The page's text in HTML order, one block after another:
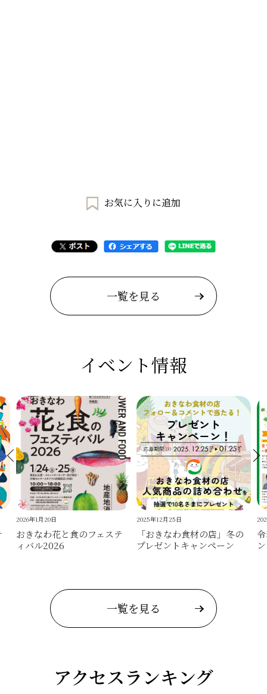
お気に入りに追加
一覧を見る
イベント情報
2026年1月20日
おきなわ花と食のフェステ
ィバル2026
2025年12月25日
「おきなわ食材の店」冬の
プレゼントキャンペーン
一覧を見る
アクセスランキング